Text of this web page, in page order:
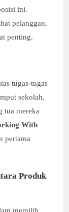
ini.
pelanggan,
penting.
tugas-tugas
sekolah,
tua mereka
With
pertama
Produk